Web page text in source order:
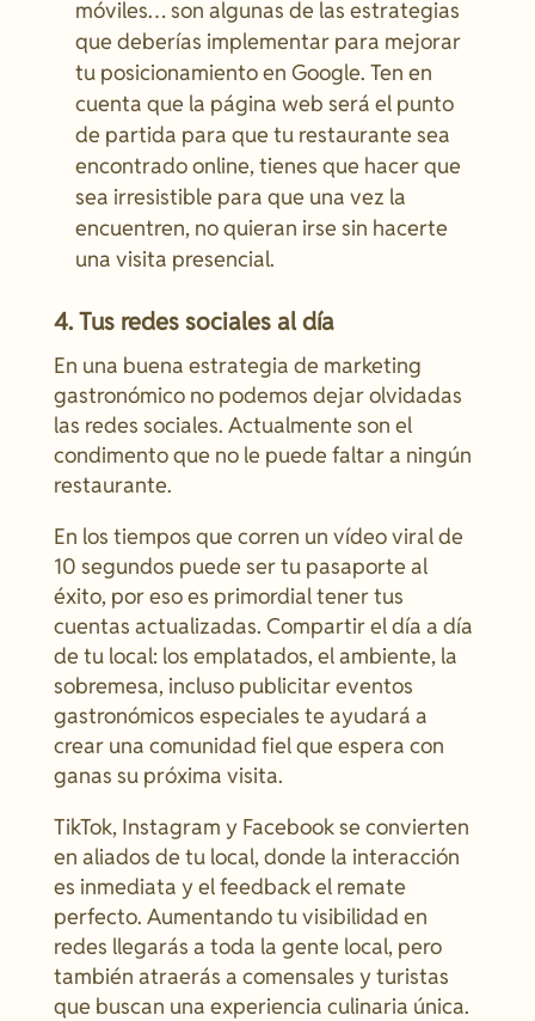
móviles… son algunas de las estrategias
que deberías implementar para mejorar
tu posicionamiento en Google. Ten en
cuenta que la página web será el punto
de partida para que tu restaurante sea
encontrado online, tienes que hacer que
sea irresistible para que una vez la
encuentren, no quieran irse sin hacerte
una visita presencial.
4. Tus redes sociales al día
En una buena estrategia de marketing
gastronómico no podemos dejar olvidadas
las redes sociales. Actualmente son el
condimento que no le puede faltar a ningún
restaurante.
En los tiempos que corren un vídeo viral de
10 segundos puede ser tu pasaporte al
éxito, por eso es primordial tener tus
cuentas actualizadas. Compartir el día a día
de tu local: los emplatados, el ambiente, la
sobremesa, incluso publicitar eventos
gastronómicos especiales te ayudará a
crear una comunidad fiel que espera con
ganas su próxima visita.
TikTok, Instagram y Facebook se convierten
en aliados de tu local, donde la interacción
es inmediata y el feedback el remate
perfecto. Aumentando tu visibilidad en
redes llegarás a toda la gente local, pero
también atraerás a comensales y turistas
que buscan una experiencia culinaria única.